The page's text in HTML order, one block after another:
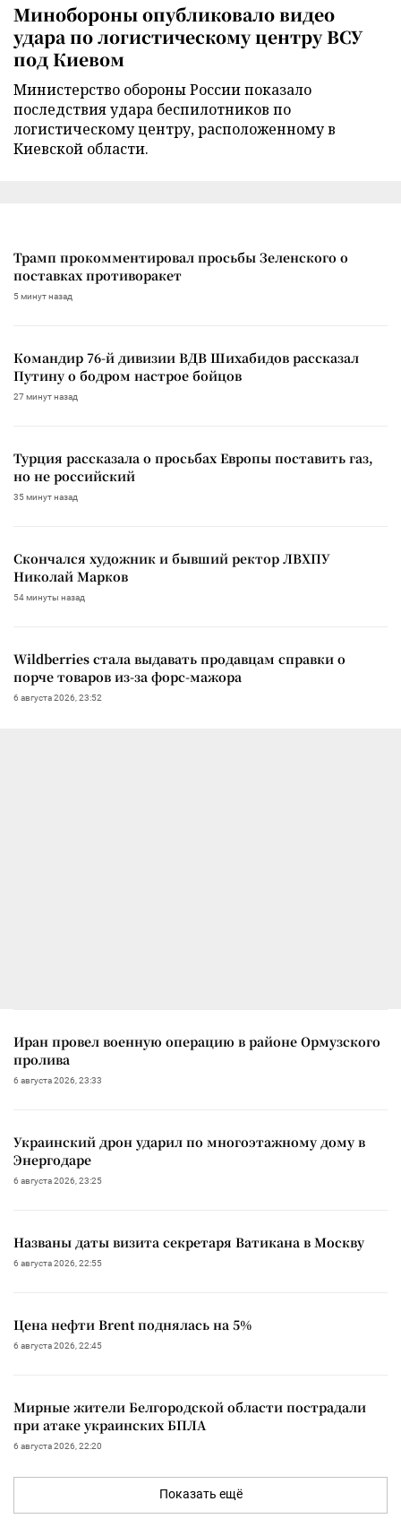
Минобороны опубликовало видео
удара по логистическому центру ВСУ
под Киевом
Министерство обороны России показало
последствия удара беспилотников по
логистическому центру, расположенному в
Киевской области.
Трамп прокомментировал просьбы Зеленского о
поставках противоракет
5 минут назад
Командир 76-й дивизии ВДВ Шихабидов рассказал
Путину о бодром настрое бойцов
27 минут назад
Турция рассказала о просьбах Европы поставить газ,
но не российский
35 минут назад
Скончался художник и бывший ректор ЛВХПУ
Николай Марков
54 минуты назад
Wildberries стала выдавать продавцам справки о
порче товаров из-за форс-мажора
6 августа 2026, 23:52
Иран провел военную операцию в районе Ормузского
пролива
6 августа 2026, 23:33
Украинский дрон ударил по многоэтажному дому в
Энергодаре
6 августа 2026, 23:25
Названы даты визита секретаря Ватикана в Москву
6 августа 2026, 22:55
Цена нефти Brent поднялась на 5%
6 августа 2026, 22:45
Мирные жители Белгородской области пострадали
при атаке украинских БПЛА
6 августа 2026, 22:20
Показать ещё